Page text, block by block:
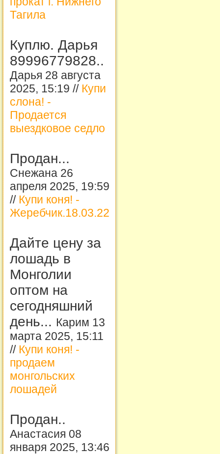
Тагила
Куплю. Дарья
89996779828..
Дарья 28 августа
2025, 15:19 // Купи
слона! -
Продается
выездковое седло
Продан...
Снежана 26
апреля 2025, 19:59
// Купи коня! -
Жеребчик.18.03.22
Дайте цену за
лошадь в
Монголии
оптом на
сегодняшний
день... Карим 13
марта 2025, 15:11
// Купи коня! -
продаем
монгольских
лошадей
Продан..
Анастасия 08
января 2025, 13:46